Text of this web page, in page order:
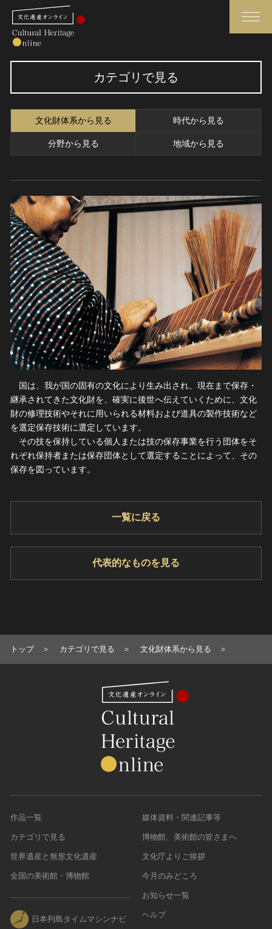
さらに詳細検索
トップ
作品一覧
カテゴリで見る
世界遺産と無形文化遺産
全国の美術館・博物館
世界遺産
無形文化遺産
動画で見る無形の文化財
媒体資料・関連記事等
博物館、美術館の皆さまへ
文化庁よりご挨拶
今月のみどころ
お知らせ一覧
このサイトについて
関連サイトリンク
サイトマップ
サイトのご意見はこちら
文化遺産データベース
国指定文化財等データベース
カテゴリで見る
文化財体系から見る 時代から見る
分野から見る 地域から見る
国は、我が国の固有の文化により生み出され、現在まで保存・
継承されてきた文化財を、確実に後世へ伝えていくために、文化
財の修理技術やそれに用いられる材料および道具の製作技術など
を選定保存技術に選定しています。
その技を保持している個人または技の保存事業を行う団体をそ
れぞれ保持者または保存団体として選定することによって、その
保存を図っています。
一覧に戻る
代表的なものを見る
トップ カテゴリで見る 文化財体系から見る
作品一覧
カテゴリで見る
世界遺産と無形文化遺産
全国の美術館・博物館
日本列島タイムマシンナビ
媒体資料・関連記事等
博物館、美術館の皆さまへ
文化庁よりご挨拶
今月のみどころ
お知らせ一覧
ヘルプ